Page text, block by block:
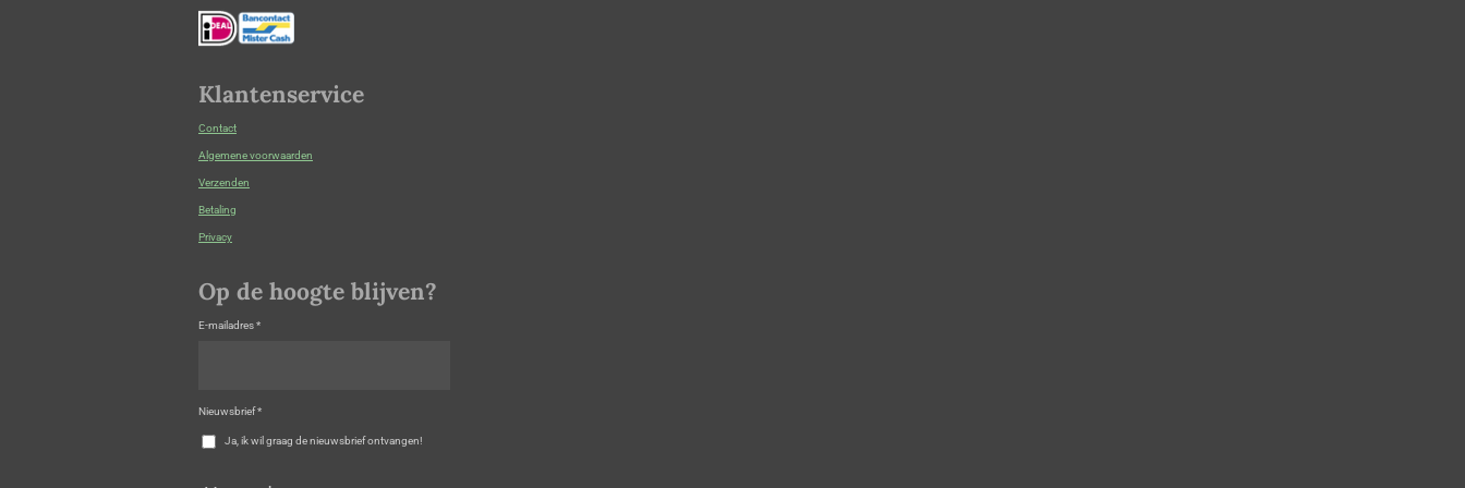
Klantenservice
Contact
Algemene voorwaarden
Verzenden
Betaling
Privacy
Op de hoogte blijven?
E-mailadres *
Nieuwsbrief *
Ja, ik wil graag de nieuwsbrief ontvangen!